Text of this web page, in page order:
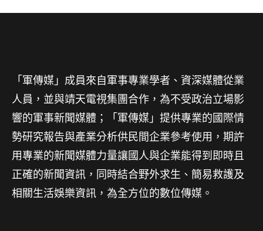
「軍傳媒」成員來自軍事專業學者、資深媒體從業
人員，並與靖天電視集團合作，為不受政治立場影
響的軍事新聞媒體；「軍傳媒」提供專業的國際情
勢研究報告與產業分析供民間企業參考使用，期許
用專業的新聞媒體力量讓國人與企業能得到即時且
正確的新聞資訊，同時結合野外求生、簡易救護及
相關生活娛樂資訊，為全方位的數位傳媒。